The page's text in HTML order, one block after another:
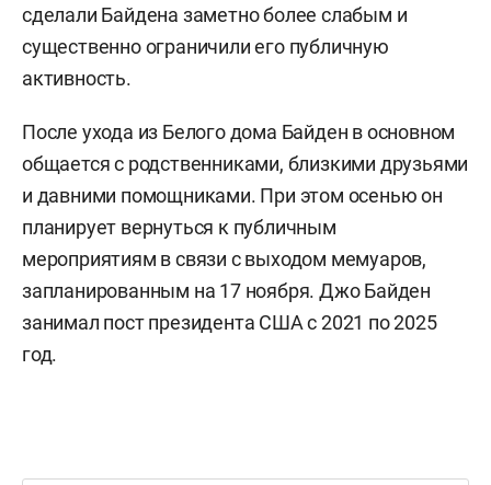
сделали Байдена заметно более слабым и
существенно ограничили его публичную
активность.
После ухода из Белого дома Байден в основном
общается с родственниками, близкими друзьями
и давними помощниками. При этом осенью он
планирует вернуться к публичным
мероприятиям в связи с выходом мемуаров,
запланированным на 17 ноября. Джо Байден
занимал пост президента США с 2021 по 2025
год.